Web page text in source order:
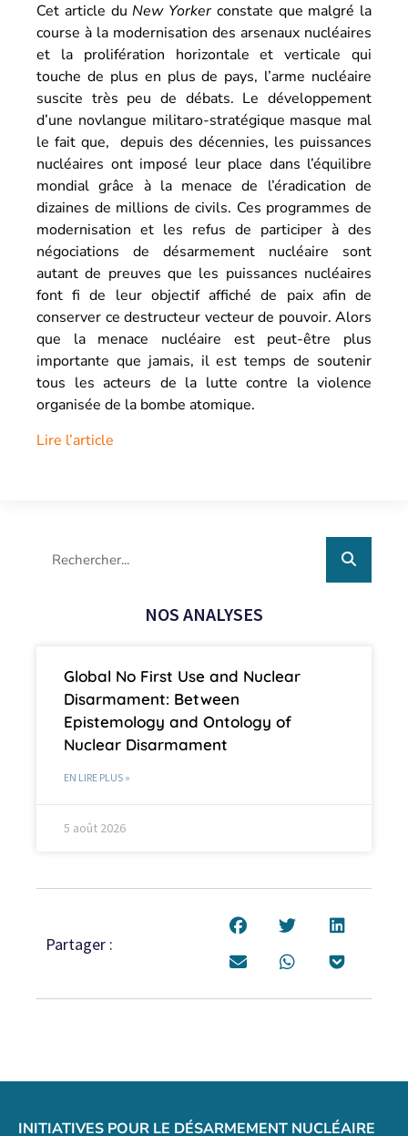
Cet article duNew Yorker constate que malgré la
course à la modernisation des arsenaux nucléaires
et la prolifération horizontale et verticale qui
touche de plus en plus de pays, l’arme nucléaire
suscite très peu de débats. Le développement
d’une novlangue militaro-stratégique masque mal
le fait que, depuis des décennies, les puissances
nucléaires ont imposé leur place dans l’équilibre
mondial grâce à la menace de l’éradication de
dizaines de millions de civils. Ces programmes de
modernisation et les refus de participer à des
négociations de désarmement nucléaire sont
autant de preuves que les puissances nucléaires
font fi de leur objectif affiché de paix afin de
conserver ce destructeur vecteur de pouvoir. Alors
que la menace nucléaire est peut-être plus
importante que jamais, il est temps de soutenir
tous les acteurs de la lutte contre la violence
organisée de la bombe atomique.
Lire l’article
NOS ANALYSES
Global No First Use and Nuclear
Disarmament: Between
Epistemology and Ontology of
Nuclear Disarmament
EN LIRE PLUS »
5 août 2026
Partager :
INITIATIVES POUR LE DÉSARMEMENT NUCLÉAIRE